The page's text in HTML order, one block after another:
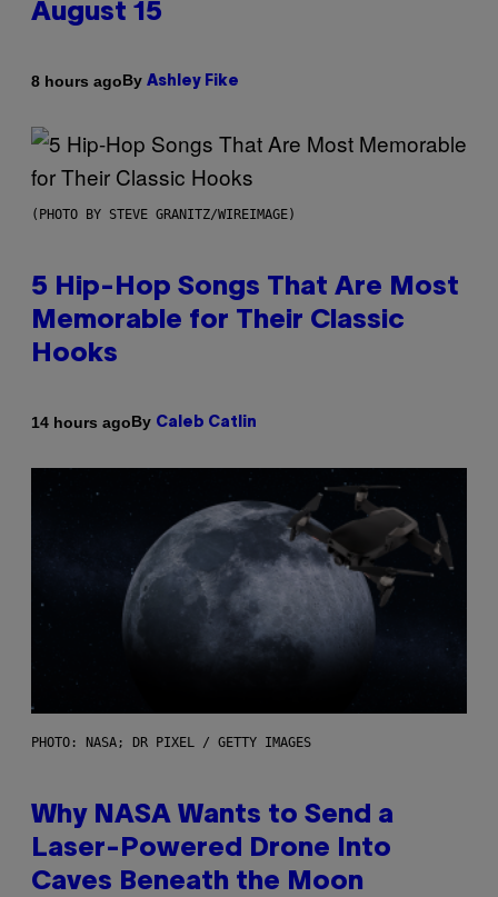
August 15
8 hours agoBy Ashley Fike
(PHOTO BY STEVE GRANITZ/WIREIMAGE)
5 Hip-Hop Songs That Are Most
Memorable for Their Classic
Hooks
14 hours agoBy Caleb Catlin
PHOTO: NASA; DR PIXEL / GETTY IMAGES
Why NASA Wants to Send a
Laser-Powered Drone Into
Caves Beneath the Moon